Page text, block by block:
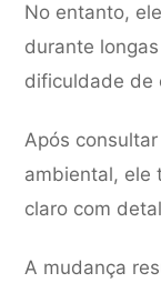
No entanto,
durante
dificuldade de
Após
ambiental, ele
claro com
A mudança